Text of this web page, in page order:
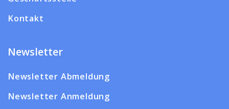
Kontakt
Newsletter
Newsletter Abmeldung
Newsletter Anmeldung